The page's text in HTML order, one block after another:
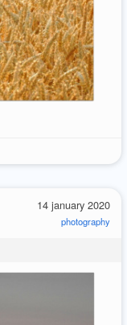
14 january 2020
photography